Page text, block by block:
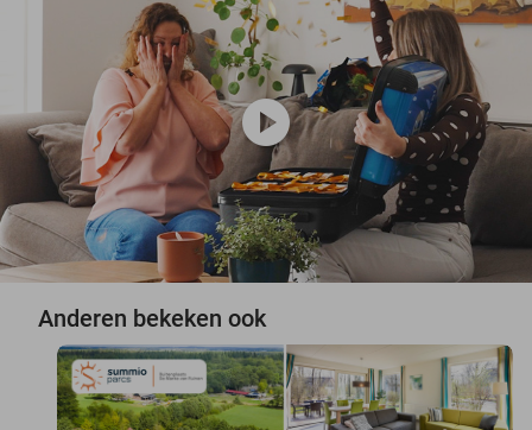
play_circle
Anderen bekeken ook